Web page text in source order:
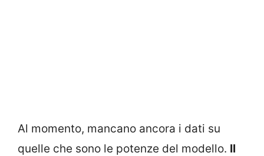
Al momento, mancano ancora i dati su
quelle che sono le potenze del modello. Il